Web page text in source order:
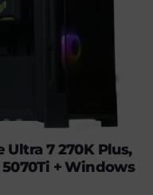
7 270K Plus,
5070Ti + Windows